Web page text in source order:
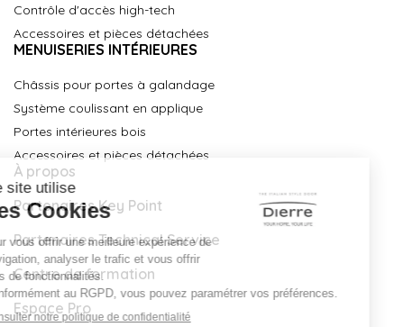
Contrôle d'accès high-tech
Accessoires et pièces détachées
MENUISERIES INTÉRIEURES
Châssis pour portes à galandage
Système coulissant en applique
Portes intérieures bois
Accessoires et pièces détachées
À propos
Partenaires Key Point
Partenaires Technical Service
Centre de formation
Espace Pro